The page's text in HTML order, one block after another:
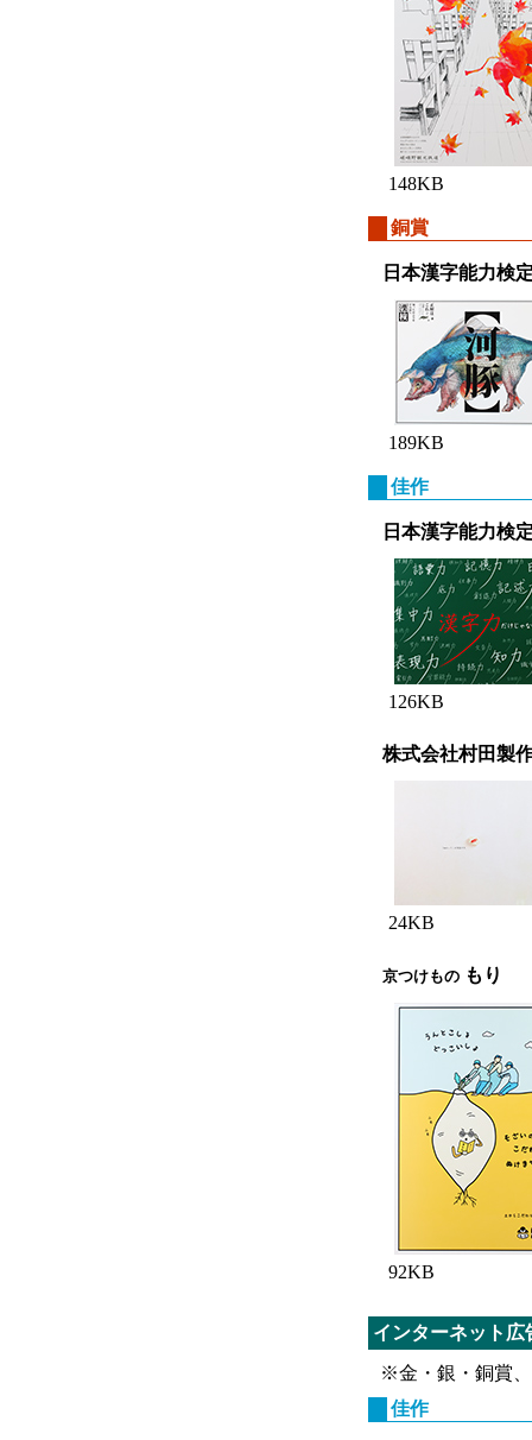
148KB
銅賞
日本漢字能力検
189KB
佳作
日本漢字能力検
126KB
株式会社村田製
24KB
京つけもの もり
92KB
インターネット広
※金・銀・銅賞
佳作